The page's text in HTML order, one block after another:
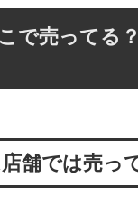
で売ってる
舗では売っ